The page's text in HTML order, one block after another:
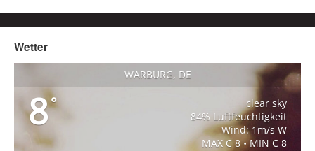
Wetter
WARBURG, DE
8°
clear sky
84% Luftfeuchtigkeit
Wind: 1m/s W
MAX C 8 • MIN C 8